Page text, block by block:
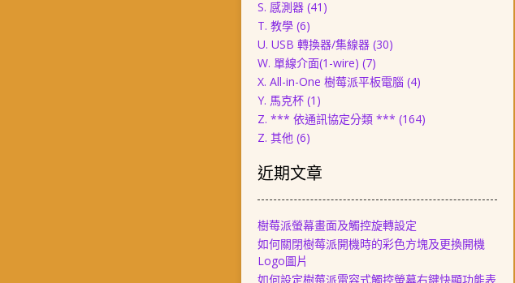
S. 感測器 (41)
T. 教學 (6)
U. USB 轉換器/集線器 (30)
W. 單線介面(1-wire) (7)
X. All-in-One 樹莓派平板電腦 (4)
Y. 馬克杯 (1)
Z. *** 依通訊協定分類 *** (164)
Z. 其他 (6)
近期文章
樹莓派螢幕畫面及觸控旋轉設定
如何關閉樹莓派開機時的彩色方塊及更換開機
Logo圖片
如何設定樹莓派電容式觸控螢幕右鍵快顯功能表